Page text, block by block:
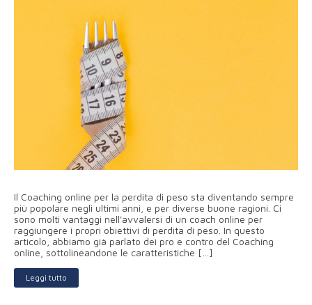
Il Coaching online per la perdita di peso sta diventando sempre
più popolare negli ultimi anni, e per diverse buone ragioni. Ci
sono molti vantaggi nell'avvalersi di un coach online per
raggiungere i propri obiettivi di perdita di peso. In questo
articolo, abbiamo già parlato dei pro e contro del Coaching
online, sottolineandone le caratteristiche […]
Leggi tutto